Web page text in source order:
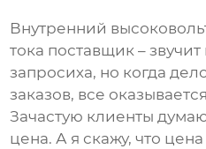
Внутренний
тока поставщик –
запросиха, но когда
заказов, все
Зачастую клиенты
цена. А я скажу, что